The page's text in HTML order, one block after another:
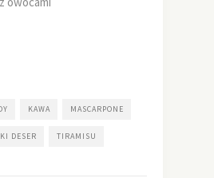
KAWA MASCARPONE
DESER TIRAMISU